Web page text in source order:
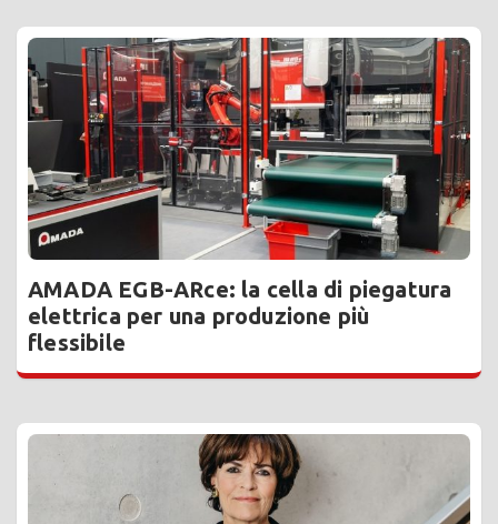
AMADA EGB-ARce: la cella di piegatura
elettrica per una produzione più
flessibile